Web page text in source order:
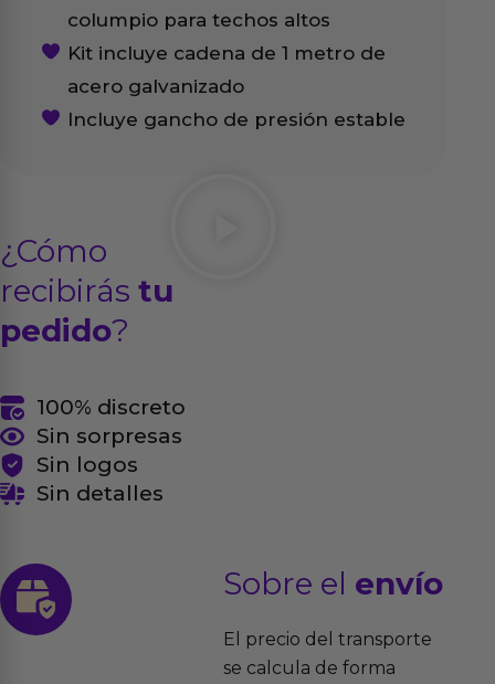
columpio para techos altos
Kit incluye cadena de 1 metro de
acero galvanizado
Incluye gancho de presión estable
¿Cómo
recibirás tu
pedido?
100% discreto
Sin sorpresas
Sin logos
Sin detalles
Sobre el envío
El precio del transporte
se calcula de forma